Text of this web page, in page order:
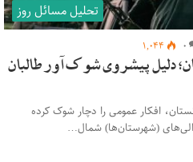
تحلیل مسائل روز
۰ ۱,۰۴۴
دلیل پیشروی شوک‌آور طالبان
افکار عمومی را دچار شوک کرده
(شهرستان‌ها) شمال…